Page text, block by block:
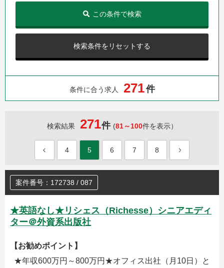
検索条件をリセットする
この条件で検索
条件に合う求人 271件
検索結果 271件 (81～100件を表示）
4 5 6 7 8
案件番号：172738 / 087
★英語なし★リシェス（Richesse）シニアエディ
ター＠外資系出版社
【お勧めポイント】
★年収600万円～800万円★オフィス出社（月10日）と